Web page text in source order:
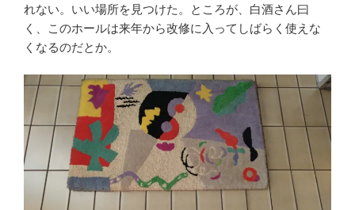
れない。いい場所を見つけた。ところが、白酒さん曰
く、このホールは来年から改修に入ってしばらく使えな
くなるのだとか。